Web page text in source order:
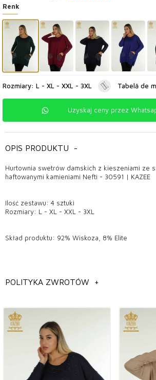
Renk
Rozmiary: L - XL - XXL - 3XL Tabelă de
Uzyskaj ceny przez
OPIS PRODUKTU -
Hurtownia swetrów damskich z kieszeniami ze
haftowanymi kamieniami Nefti - 30591 | KAZEE
Ilość zestawu: 4 sztuki
Rozmiary: L - XL - XXL - 3XL
Skład produktu: 92% Wiskoza, 8% Elite
cm, biodra: 96 cm, waga: 60 kg.
Informacje ogólne
Hurtownia modeli swetrów damskich z dzianiny,
Hurtownia modeli swetrów z dzianiny w Stambule,
POLITYKA ZWROTÓW +